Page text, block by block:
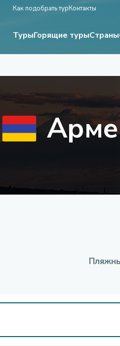
Как подобрать турКонтакты
ТурыГорящие турыСтраны